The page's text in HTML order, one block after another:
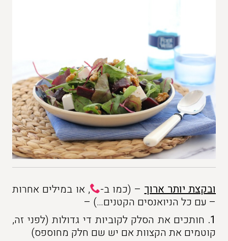
ובקצת יותר ארוך– (כמו ב-
, או במילים אחרות
– עם כל הניואנסים הקטנים…) –
1. חותכים את הסלק לקוביות די גדולות (לפני זה,
קוטמים את הקצוות אם יש שם חלק מחוספס)